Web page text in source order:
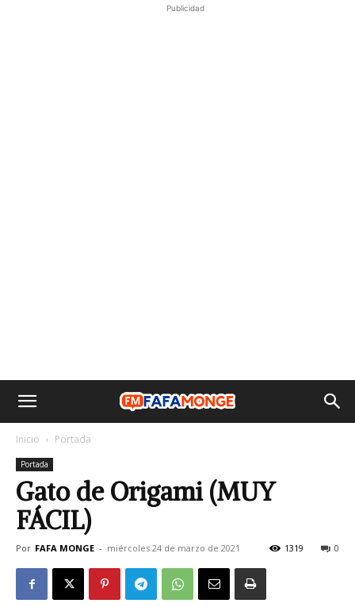
Publicidad
Inicio Portada
Portada
Gato de Origami (MUY
FÁCIL)
Por FAFA MONGE - miércoles 24 de marzo de 2021 0
1319